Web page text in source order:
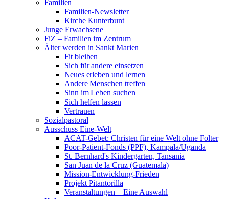
Familien
Familien-Newsletter
Kirche Kunterbunt
Junge Erwachsene
FiZ – Familien im Zentrum
Älter werden in Sankt Marien
Fit bleiben
Sich für andere einsetzen
Neues erleben und lernen
Andere Menschen treffen
Sinn im Leben suchen
Sich helfen lassen
Vertrauen
Sozialpastoral
Ausschuss Eine-Welt
ACAT-Gebet: Christen für eine Welt ohne Folter
Poor-Patient-Fonds (PPF), Kampala/Uganda
St. Bernhard's Kindergarten, Tansania
San Juan de la Cruz (Guatemala)
Mission-Entwicklung-Frieden
Projekt Pitantorilla
Veranstaltungen – Eine Auswahl